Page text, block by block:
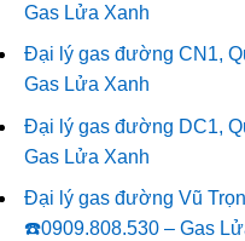
Gas Lửa Xanh
Đại lý gas đường CN1,
Gas Lửa Xanh
Đại lý gas đường DC1,
Gas Lửa Xanh
Đại lý gas đường Vũ
☎️0909.808.530 – Gas